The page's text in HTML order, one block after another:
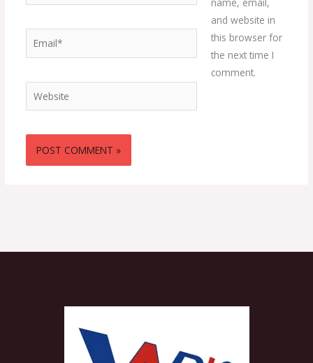
Email*
Website
and website in
this browser for
the next time I
comment.